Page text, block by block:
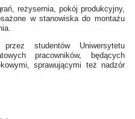
reżysernia, pokój produkcyjny,
w stanowiska do montażu
studentów Uniwersytetu
pracowników, będących
sprawującymi też nadzór